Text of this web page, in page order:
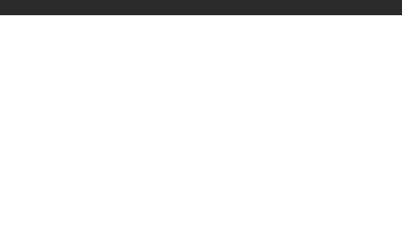
このコンテンツは掲載が終了しました | LINE占い